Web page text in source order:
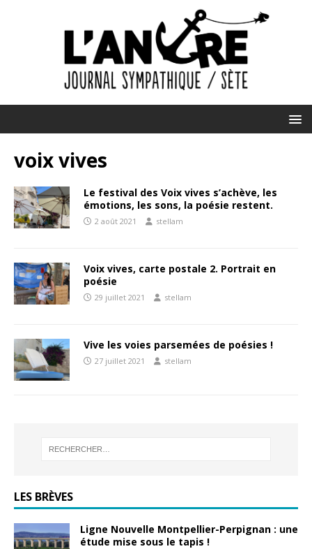
voix vives
Le festival des Voix vives s’achève, les
émotions, les sons, la poésie restent.
2 août 2021 stellam
Voix vives, carte postale 2. Portrait en
poésie
29 juillet 2021 stellam
Vive les voies parsemées de poésies !
27 juillet 2021 stellam
LES BRÈVES
Ligne Nouvelle Montpellier-Perpignan : une
étude mise sous le tapis !